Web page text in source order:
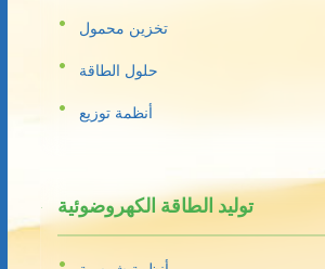
تخزين محمول
حلول الطاقة
أنظمة توزيع
توليد الطاقة الكهروضوئية